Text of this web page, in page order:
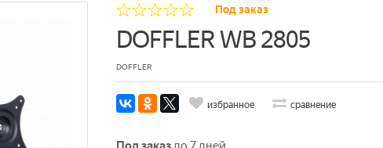
Под заказ
DOFFLER WB 2805
DOFFLER
избранное сравнение